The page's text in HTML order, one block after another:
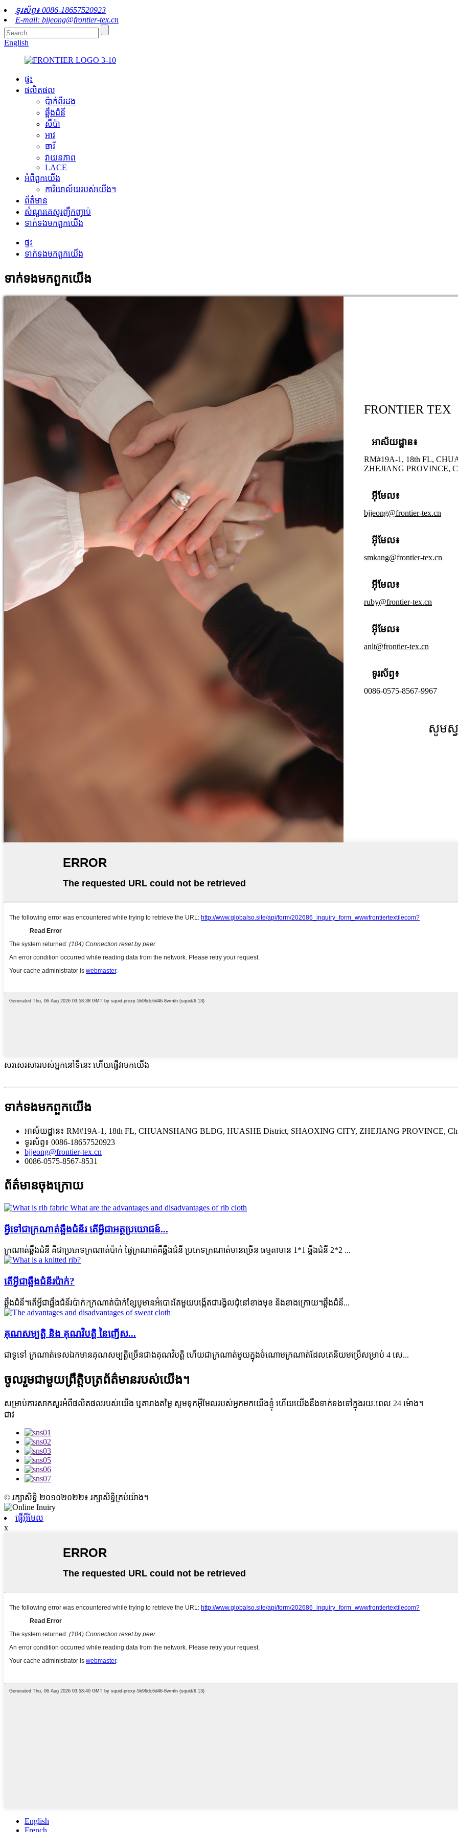
ទូរស័ព្ទ៖ 0086-18657520923
E-mail: bjjeong@frontier-tex.cn
English
ផ្ទះ
ផលិតផល
ប៉ាក់ពីរដង
ឆ្អឹងជំនី
សឺប៉ា
អាវ
ធារី
វាយនភាព
LACE
អំពី​ពួក​យើង
ការិយាល័យរបស់យើង។
ព័ត៌មាន
សំណួរគេសួរញឹកញាប់
ទាក់ទង​មក​ពួក​យើង
ផ្ទះ
ទាក់ទង​មក​ពួក​យើង
ទាក់ទង​មក​ពួក​យើង
FRONTIER TEX
អាស័យដ្ឋាន៖
RM#19A-1, 18th FL,
ZHEJIANG PROVINCE,
អ៊ីមែល៖
bjjeong@frontier-tex.cn
អ៊ីមែល៖
smkang@frontier-tex.cn
អ៊ីមែល៖
ruby@frontier-tex.cn
អ៊ីមែល៖
anlt@frontier-tex.cn
ទូរស័ព្ទ៖
0086-0575-8567-9967
សូមស្
សរសេរសាររបស់អ្នកនៅទីនេះ ហើយផ្ញើវាមកយើង
ទាក់ទង​មក​ពួក​យើង
អាស័យដ្ឋាន៖ RM#19A-1, 18th FL, CHUANSHANG BLDG, HUASHE District, SHAOXING CITY, ZHEJIANG PROVINCE,
ទូរស័ព្ទ៖ 0086-18657520923
bjjeong@frontier-tex.cn
0086-0575-8567-8531
ព័ត៌មានចុងក្រោយ
អ្វី​ទៅ​ជា​ក្រណាត់​ឆ្អឹង​ជំនីរ តើ​អ្វី​ជា​អត្ថប្រយោជន៍...
ក្រណាត់ឆ្អឹងជំនី គឺជាប្រភេទក្រណាត់ប៉ាក់ ផ្ទៃក្រណាត់គឺឆ្អឹងជំនី ប្រភេទក្រណាត់មានច្រើន ធម្មតាមាន 1*1 ឆ្អឹងជំនី 2*2 ...
តើអ្វីជាឆ្អឹងជំនីរប៉ាក់?
ឆ្អឹងជំនី។តើអ្វីជាឆ្អឹងជំនីរប៉ាក់?ក្រណាត់ប៉ាក់ខ្សែបូមានអំបោះតែមួយបង្កើតជារង្វិលជុំនៅខាងមុខ និងខាងក្រោយ។ឆ្អឹងជំនី...
គុណសម្បត្តិ និង គុណវិបត្តិ នៃញើស...
ជាទូទៅ ក្រណាត់ទេសឯកមានគុណសម្បត្តិច្រើនជាងគុណវិបត្តិ ហើយជាក្រណាត់មួយក្នុងចំណោមក្រណាត់ដែលគេនិយមប្រើសម្រាប់ 4 សេ...
ចូលរួមជាមួយព្រឹត្តិបត្រព័ត៌មានរបស់យើង។
សម្រាប់ការសាកសួរអំពីផលិតផលរបស់យើង ឬតារាងតម្លៃ សូមទុកអ៊ីមែលរបស់អ្នកមកយើងខ្ញុំ ហើយយើងនឹងទាក់ទងទៅក្នុងរយៈពេល 24 ម៉ោង។
ជាវ
© រក្សាសិទ្ធិ ២០១០២០២២៖ រក្សាសិទ្ធិគ្រប់យ៉ាង។
ផ្ញើអ៊ីមែល
x
English
French